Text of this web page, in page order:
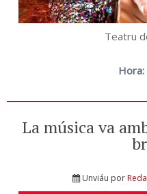
Teatru
Hora:
La música va
Unviáu por